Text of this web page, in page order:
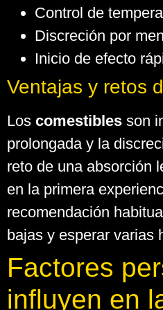
Control de
Discreción por
Inicio de efecto
Ventajas y retos
Los comestibles son
prolongada y la
reto de una absorción
en la primera
recomendación
bajas y esperar varias
Factores
influyen en